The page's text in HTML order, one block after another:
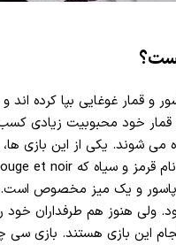
و قمار غوغایی بپا کرده
خود محبوبیت زیادی کسب
می شوند. یکی از این بازی
پاسور و یک میز مخصوص است.
هنوز هم طرفداران خود را
این بازی هستند. بازی